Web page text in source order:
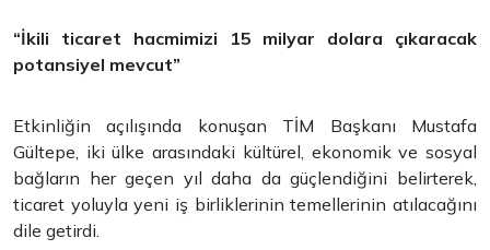
“İkili ticaret hacmimizi 15 milyar dolara çıkaracak
potansiyel mevcut”
Etkinliğin açılışında konuşan TİM Başkanı Mustafa
Gültepe, iki ülke arasındaki kültürel, ekonomik ve sosyal
bağların her geçen yıl daha da güçlendiğini belirterek,
ticaret yoluyla yeni iş birliklerinin temellerinin atılacağını
dile getirdi.